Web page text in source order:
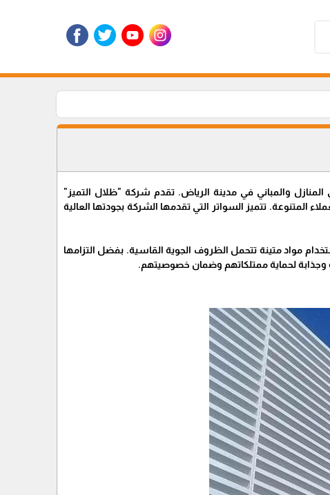
والمباني في مدينة الرياض. تقدم شركة "ظلال التميز"
المتنوعة. تتميز السواتر التي تقدمها الشركة بجودتها العالية
مواد متينة تتحمل الظروف الجوية القاسية. بفضل التزامها
وجذابة لحماية ممتلكاتهم وضمان خصوصيتهم.